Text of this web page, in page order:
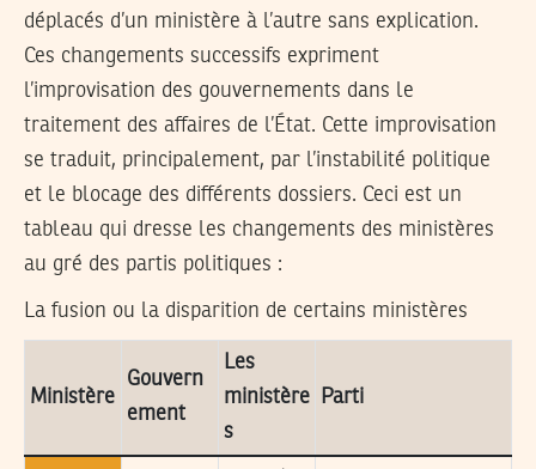
déplacés d’un ministère à l’autre sans explication.
Ces changements successifs expriment
l’improvisation des gouvernements dans le
traitement des affaires de l’État. Cette improvisation
se traduit, principalement, par l’instabilité politique
et le blocage des différents dossiers. Ceci est un
tableau qui dresse les changements des ministères
au gré des partis politiques :
La fusion ou la disparition de certains ministères
Ministère
Gouvern
ement
Les
ministère
s
Parti